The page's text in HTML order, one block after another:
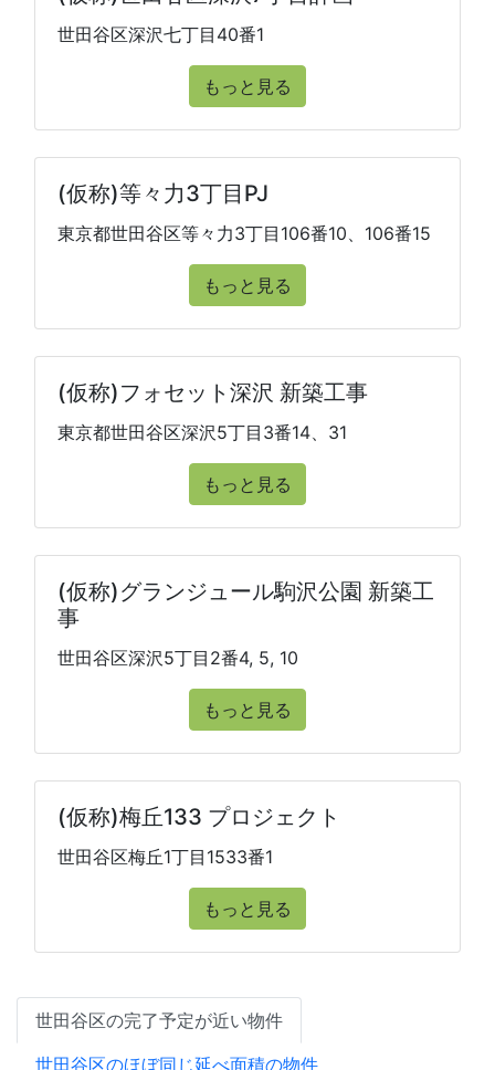
世田谷区深沢七丁目40番1
もっと見る
(仮称)等々力3丁目PJ
東京都世田谷区等々力3丁目106番10、106番15
もっと見る
(仮称)フォセット深沢 新築工事
東京都世田谷区深沢5丁目3番14、31
もっと見る
(仮称)グランジュール駒沢公園 新築工
事
世田谷区深沢5丁目2番4, 5, 10
もっと見る
(仮称)梅丘133 プロジェクト
世田谷区梅丘1丁目1533番1
もっと見る
世田谷区の完了予定が近い物件
世田谷区のほぼ同じ延べ面積の物件